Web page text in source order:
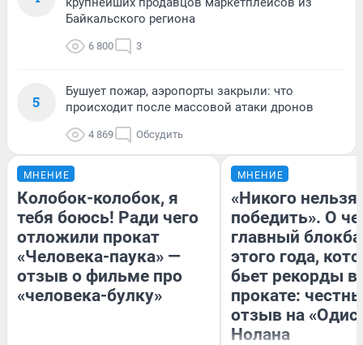
Байкальского региона
6 800 3
5
Бушует пожар, аэропорты закрыли: что
происходит после массовой атаки дронов
4 869 Обсудить
МНЕНИЕ
Колобок-колобок, я
тебя боюсь! Ради чего
отложили прокат
«Человека-паука» —
отзыв о фильме про
«человека-булку»
МНЕНИЕ
«Никого нельзя
победить». О
главный
этого года,
бьет рекорды в
прокате:
отзыв на
Нолана